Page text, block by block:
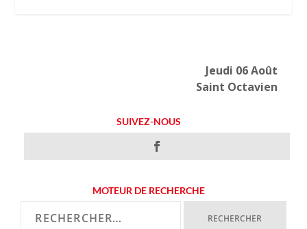
Jeudi 06 Août
Saint Octavien
SUIVEZ-NOUS
MOTEUR DE RECHERCHE